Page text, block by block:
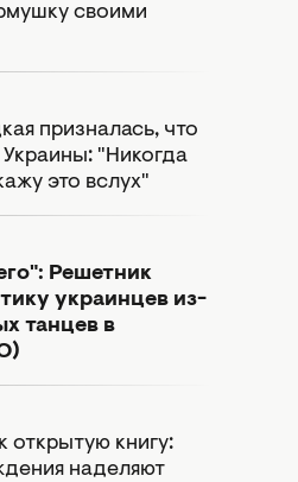
своими
призналась, что
Украины: "Никогда
это вслух"
Решетник
украинцев из-
танцев в
открытую книгу:
наделяют